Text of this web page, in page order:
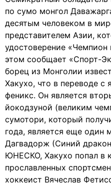
по сумо монгол
десятым человеком в
представителем Азии,
удостоверение
этом сообщает «Спорт-
борец из Монголии
Хакухо, что в переводе с
феникс. Он является
йокодзуной (великим
сумотори, который
года, является еще один
Дагвадорж (Синий
ЮНЕСКО, Хакухо попал в
прославленных
хоккеист Вячеслав